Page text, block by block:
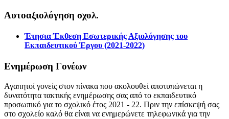
Αυτοαξιολόγηση σχολ.
Έτησια Έκθεση Εσωτερικής Αξιολόγησης του
Εκπαιδευτικού Έργου (2021-2022)
Ενημέρωση Γονέων
Αγαπητοί γονείς στον πίνακα που ακολουθεί αποτυπώνεται η
δυνατότητα τακτικής ενημέρωσης σας από το εκπαιδευτικό
προσωπικό για το σχολικό έτος 2021 - 22. Πριν την επίσκεψή σας
στο σχολείο καλό θα είναι να ενημερώνετε τηλεφωνικά για την